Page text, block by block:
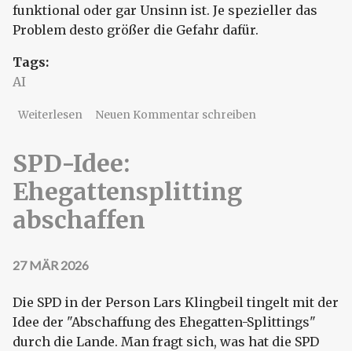
funktional oder gar Unsinn ist. Je spezieller das
Problem desto größer die Gefahr dafür.
Tags:
AI
Weiterlesen über Claude Code - Update zu eigenen
Neuen Kommentar schreiben
SPD-Idee:
Ehegattensplitting
abschaffen
27 MÄR 2026
Die SPD in der Person Lars Klingbeil tingelt mit der
Idee der "Abschaffung des Ehegatten-Splittings"
durch die Lande. Man fragt sich, was hat die SPD